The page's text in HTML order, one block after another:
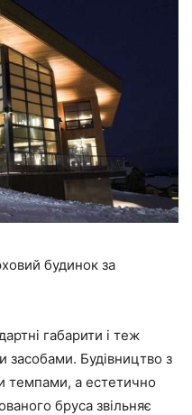
будинок за
габарити і теж
засобами. Будівництво з
темпами, а естетично
бруса звільняє